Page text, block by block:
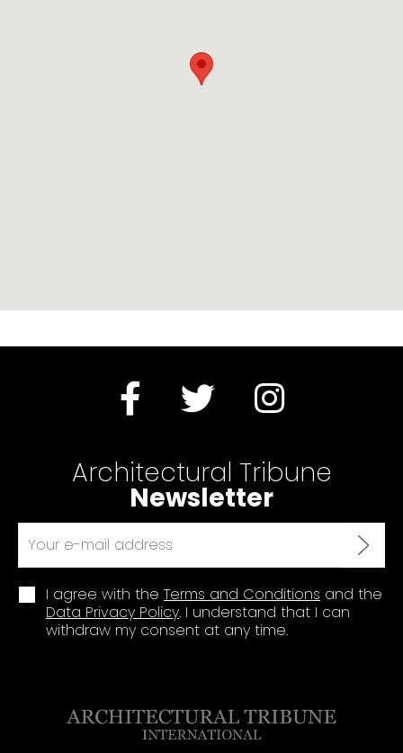
Architectural Tribune
Newsletter
I agree with the Terms and Conditions and the
Data Privacy Policy. I understand that I can
withdraw my consent at any time.